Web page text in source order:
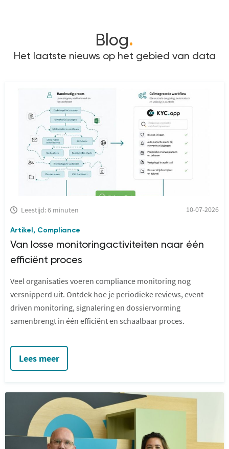
Blog.
Het laatste nieuws op het gebied van data
Leestijd: 6 minuten 10-07-2026
Artikel , Compliance
Van losse monitoringactiviteiten naar één
efficiënt proces
Veel organisaties voeren compliance monitoring nog
versnipperd uit. Ontdek hoe je periodieke reviews, event-
driven monitoring, signalering en dossiervorming
samenbrengt in één efficiënt en schaalbaar proces.
Lees meer